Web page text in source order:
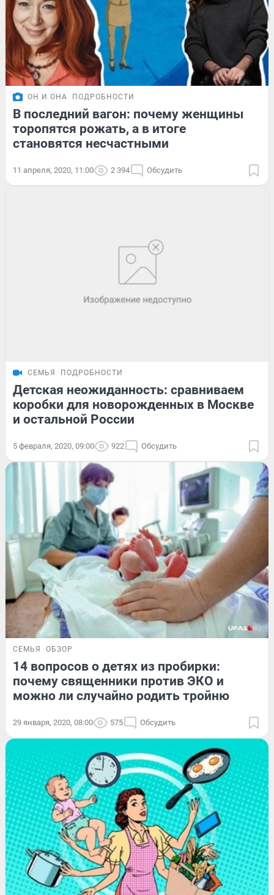
ОН И ОНА ПОДРОБНОСТИ
В последний вагон: почему женщины
торопятся рожать, а в итоге
становятся несчастными
11 апреля, 2020, 11:00 2 394 Обсудить
СЕМЬЯ ПОДРОБНОСТИ
Детская неожиданность: сравниваем
коробки для новорожденных в Москве
и остальной России
5 февраля, 2020, 09:00 922 Обсудить
СЕМЬЯ ОБЗОР
14 вопросов о детях из пробирки:
почему священники против ЭКО и
можно ли случайно родить тройню
29 января, 2020, 08:00 575 Обсудить